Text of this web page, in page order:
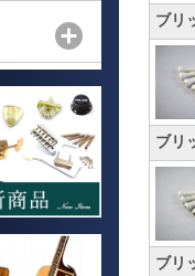
ブリ
ブリ
ブリ